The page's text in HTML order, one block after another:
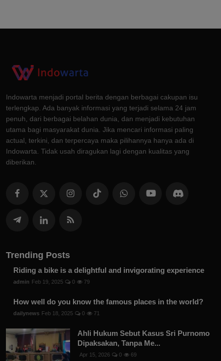
Indowarta menjadi portal berita dengan berbagai cakupan isu
terlengkap. Ada banyak informasi yang terjadi selama 24 jam
penuh, dari berbagai belahan dunia, dan menjadi kebutuhan
utama bagi masyarakat dunia. Jika mencari informasi paling
actual, terkini, dan terpercaya maka pilihannya hanya ada di
Indowarta. Tidak usah diragukan lagi dengan kualitas yang
diberikan.
Trending Posts
Riding a bike is a delightful and invigorating experience
admin Feb 19, 2025 0 79
How well do you know the famous places in the world?
dailynews Feb 18, 2025 0 71
Ahli Hukum Sebut Kasus Sri Purnomo
Dipaksakan, Tanpa Me...
Apr 15, 2026 0 69